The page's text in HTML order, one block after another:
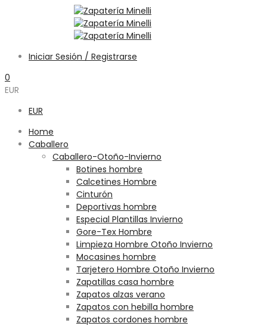
Iniciar Sesión / Registrarse
0
EUR
EUR
Home
Caballero
Caballero-Otoño-Invierno
Botines hombre
Calcetines Hombre
Cinturón
Deportivas hombre
Especial Plantillas Invierno
Gore-Tex Hombre
Limpieza Hombre Otoño Invierno
Mocasines hombre
Tarjetero Hombre Otoño Invierno
Zapatillas casa hombre
Zapatos alzas verano
Zapatos con hebilla hombre
Zapatos cordones hombre